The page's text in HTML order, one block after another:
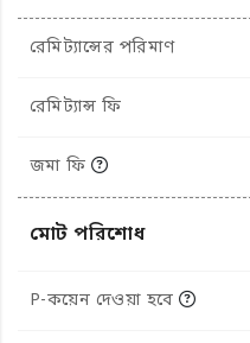
রেমিট্যান্সের পরিমাণ
রেমিট্যান্স ফি
জমা ফি
মোট পরিশোধ
P-কয়েন দেওয়া হবে